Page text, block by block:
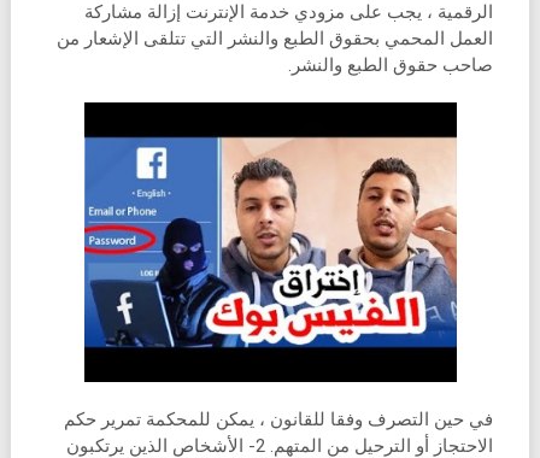
الرقمية ، يجب على مزودي خدمة الإنترنت إزالة مشاركة
العمل المحمي بحقوق الطبع والنشر التي تتلقى الإشعار من
صاحب حقوق الطبع والنشر.
في حين التصرف وفقا للقانون ، يمكن للمحكمة تمرير حكم
الاحتجاز أو الترحيل من المتهم. 2- الأشخاص الذين يرتكبون